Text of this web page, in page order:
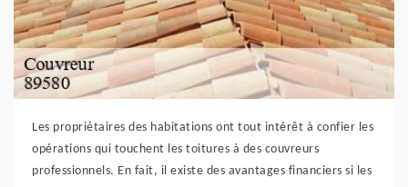
Les propriétaires des habitations ont tout intérêt à confier les
opérations qui touchent les toitures à des couvreurs
professionnels. En fait, il existe des avantages financiers si les